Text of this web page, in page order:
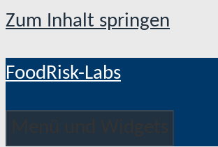
Zum Inhalt springen
FoodRisk-Labs